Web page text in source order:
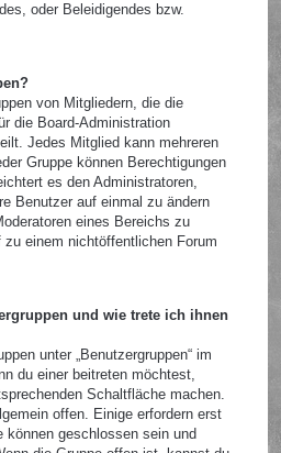
oder Beleidigendes bzw.
von Mitgliedern, die die
die Board-Administration
Jedes Mitglied kann mehreren
Gruppe können Berechtigungen
es den Administratoren,
Benutzer auf einmal zu ändern
eines Bereichs zu
einem nichtöffentlichen Forum
und wie trete ich ihnen
unter „Benutzergruppen“ im
du einer beitreten möchtest,
Schaltfläche machen.
offen. Einige erfordern erst
können geschlossen sein und